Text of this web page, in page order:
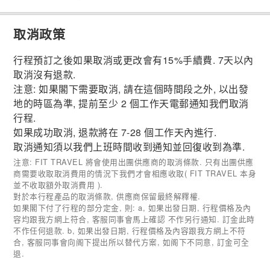
取消政策
行程預訂之後如果取消或更改會有15%手續費. 7天以內
取消沒有退款.
注意: 如果閣下需要取消, 請在這個時間段之外, 以出發
地的時區為準, 提前至少 2 個工作天電郵通知我們取消
行程.
如果成功取消, 退款將在 7-28 個工作天內進行.
取消通知須以我們上班時間收到通知並回復收到為準.
注意: FIT TRAVEL 將會使用出團供應商的取消條款. 只有出團供應
商需要收取取消費用的情況下我們才會相應收取( FIT TRAVEL 本身
並不收取額外取消費用 ).
對於本行程產品的取消條款, 供應商保留最終解釋權.
如果閣下付了行程的部分定金, 則: a, 如果出發日期, 行程價格及內
容均跟我方網上符合, 客服同事會馬上確認 不作另行通知. 訂金此時
不作任何退款. b, 如果出發日期, 行程價格及內容跟我方網上不符
合, 客服同事會向阁下提出所以替代方案, 如阁下不同意, 訂金可全
退.